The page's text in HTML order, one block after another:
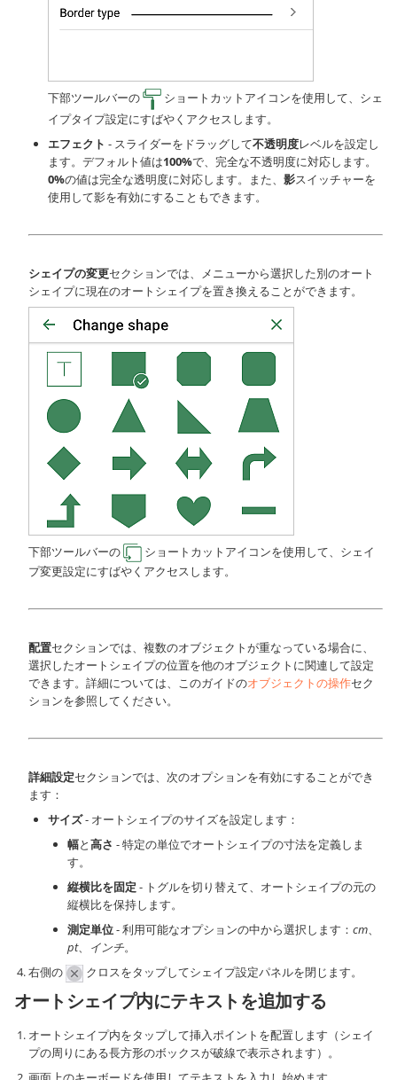
下部ツールバーの
ショートカットアイコンを使用して、シェ
イプタイプ設定にすばやくアクセスします。
エフェクト - スライダーをドラッグして不透明度レベルを設定し
ます。デフォルト値は100%で、完全な不透明度に対応します。
0%の値は完全な透明度に対応します。また、 影スイッチャーを
使用して影を有効にすることもできます。
シェイプの変更セクションでは、メニューから選択した別のオート
シェイプに現在のオートシェイプを置き換えることができます。
下部ツールバーの
ショートカットアイコンを使用して、シェイ
プ変更設定にすばやくアクセスします。
配置セクションでは、複数のオブジェクトが重なっている場合に、
選択したオートシェイプの位置を他のオブジェクトに関連して設定
できます。詳細については、このガイドのオブジェクトの操作セク
ションを参照してください。
詳細設定セクションでは、次のオプションを有効にすることができ
ます：
サイズ- オートシェイプのサイズを設定します：
幅と高さ - 特定の単位でオートシェイプの寸法を定義しま
す。
縦横比を固定 - トグルを切り替えて、オートシェイプの元の
縦横比を保持します。
測定単位- 利用可能なオプションの中から選択します： cm、
pt、 インチ。
右側の
クロスをタップしてシェイプ設定パネルを閉じます。
オートシェイプ内にテキストを追加する
オートシェイプ内をタップして挿入ポイントを配置します（シェイ
プの周りにある長方形のボックスが破線で表示されます）。